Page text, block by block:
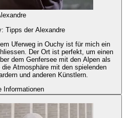
Tipps der Alexandre
Uferweg in Ouchy ist für mich ein
Der Ort ist perfekt, um einen
dem Genfersee mit den Alpen als
Atmosphäre mit den spielenden
und anderen Künstlern.
Informationen